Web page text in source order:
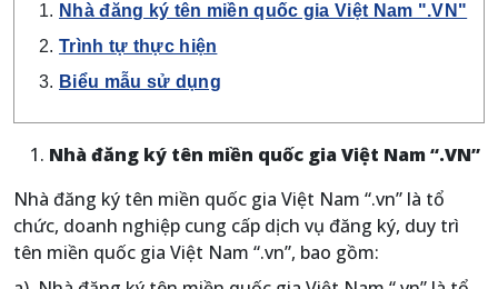
Nhà đăng ký tên miền quốc gia Việt Nam ".VN"
Trình tự thực hiện
Biểu mẫu sử dụng
Nhà đăng ký tên miền quốc gia Việt Nam “.VN”
Nhà đăng ký tên miền quốc gia Việt Nam “.vn” là tổ
chức, doanh nghiệp cung cấp dịch vụ đăng ký, duy trì
tên miền quốc gia Việt Nam “.vn”, bao gồm: